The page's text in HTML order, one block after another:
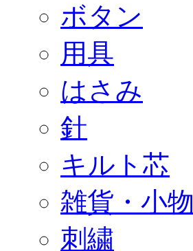
ボタン
用具
はさみ
針
キルト芯
雑貨・小物
刺繍